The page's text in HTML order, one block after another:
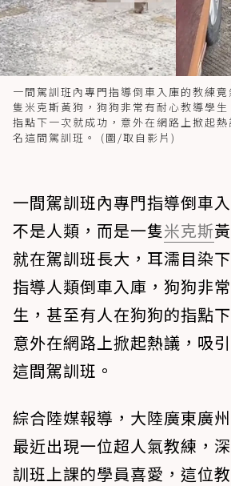
一間駕訓班內專門指導倒車入庫的教練
隻米克斯黃狗，狗狗非常有耐心教導學
指點下一次就成功，意外在網路上掀起
名這間駕訓班。 (圖/取自影片)
一間駕訓班內專門指導倒車
不是人類，而是一隻米克斯
就在駕訓班長大，耳濡目染
指導人類倒車入庫，狗狗非
生，甚至有人在狗狗的指點
意外在網路上掀起熱議，吸
這間駕訓班。
綜合陸媒報導，大陸廣東廣
最近出現一位超人氣教練，
訓班上課的學員喜愛，這位